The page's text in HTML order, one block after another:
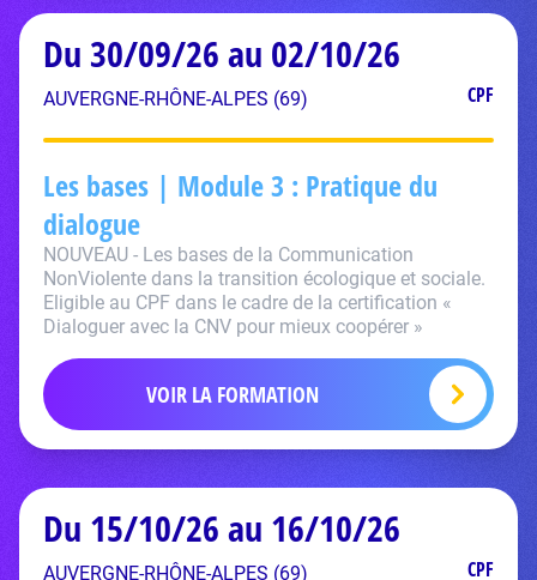
Du 30/09/26 au 02/10/26
AUVERGNE-RHÔNE-ALPES (69) CPF
Les bases | Module 3 : Pratique du
dialogue
NOUVEAU - Les bases de la Communication
NonViolente dans la transition écologique et sociale.
Eligible au CPF dans le cadre de la certification «
Dialoguer avec la CNV pour mieux coopérer »
VOIR LA FORMATION
Du 15/10/26 au 16/10/26
AUVERGNE-RHÔNE-ALPES (69) CPF